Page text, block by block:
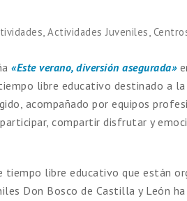
, Actividades Juveniles,
«Este verano, diversión asegurada»
libre educativo destinado a la
acompañado por equipos
compartir disfrutar y
tiempo libre educativo que están
Don Bosco de Castilla y León